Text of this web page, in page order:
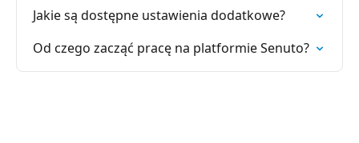
Jakie są dostępne ustawienia dodatkowe?
Od czego zacząć pracę na platformie Senuto?